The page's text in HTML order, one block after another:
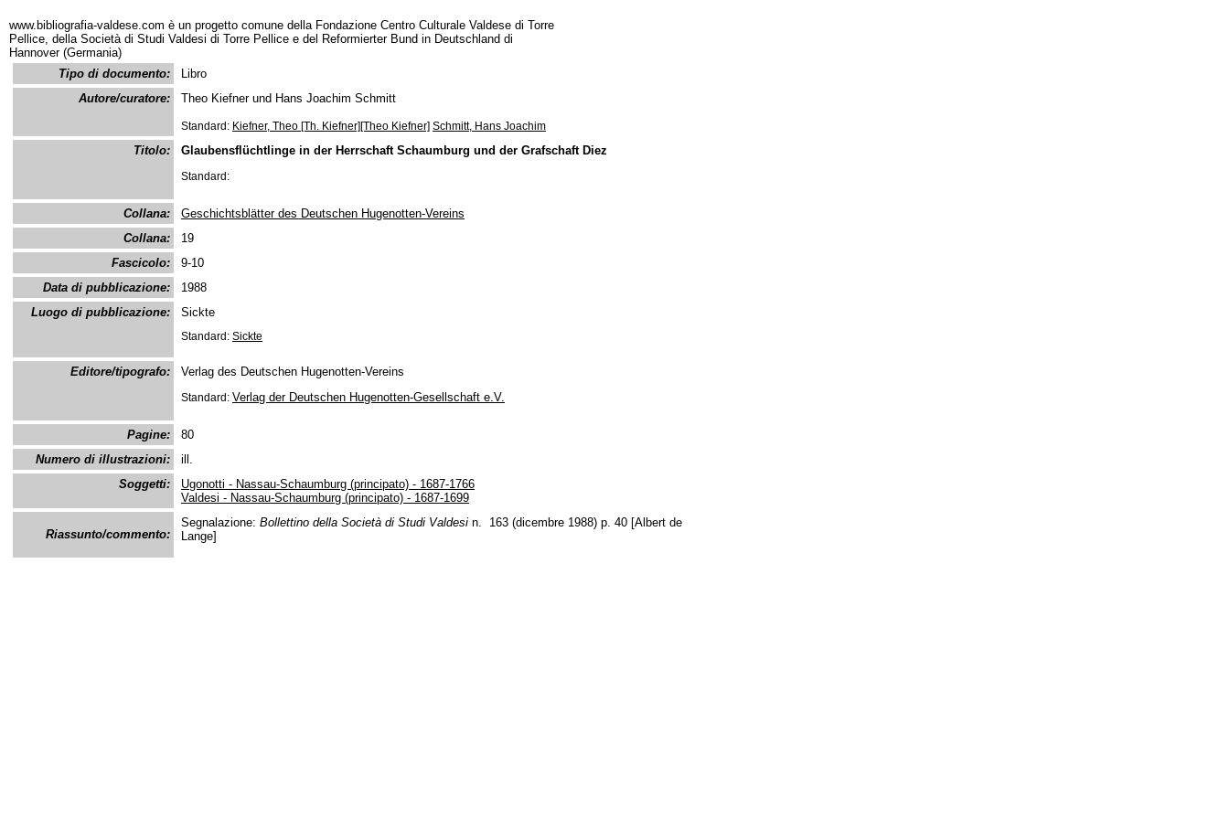
www.bibliografia-valdese.com è un progetto comune della Fondazione Centro Culturale Valdese di Torre
Pellice, della Società di Studi Valdesi di Torre Pellice e del Reformierter Bund in Deutschland di
Hannover (Germania)
Tipo di documento:
Libro
Autore/curatore:
Theo Kiefner und Hans Joachim Schmitt
Standard: Kiefner, Theo [Th. Kiefner][Theo Kiefner] Schmitt, Hans Joachim
Titolo: Glaubensflüchtlinge in der Herrschaft Schaumburg und der Grafschaft Diez
Standard:
Collana:
Geschichtsblätter des Deutschen Hugenotten-Vereins
Collana:
19
Fascicolo:
9-10
Data di pubblicazione:
1988
Luogo di pubblicazione:
Sickte
Standard: Sickte
Editore/tipografo: Verlag des Deutschen Hugenotten-Vereins
Standard: Verlag der Deutschen Hugenotten-Gesellschaft e.V.
Pagine:
80
Numero di illustrazioni:
ill.
Soggetti:
Ugonotti - Nassau-Schaumburg (principato) - 1687-1766
Valdesi - Nassau-Schaumburg (principato) - 1687-1699
Riassunto/commento:
Segnalazione: Bollettino della Società di Studi Valdesi n. 163 (dicembre 1988) p. 40 [Albert de
Lange]